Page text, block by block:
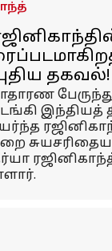
தகவல்!
இந்தியத்